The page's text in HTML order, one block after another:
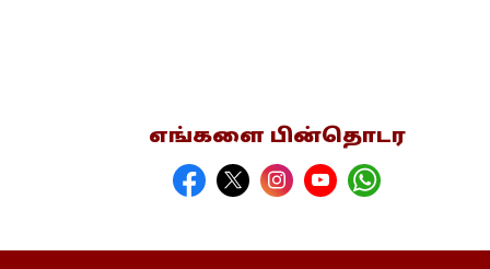
எங்களை பின்தொடர